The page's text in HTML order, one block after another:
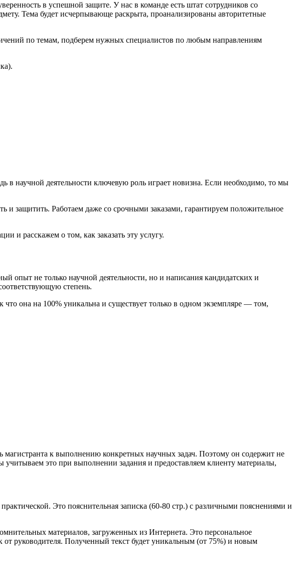
в успешной защите. У нас в команде есть штат сотрудников со
Тема будет исчерпывающе раскрыта, проанализированы авторитетные
по темам, подберем нужных специалистов по любым направлениям
в научной деятельности ключевую роль играет новизна. Если необходимо, то мы
защитить. Работаем даже со срочными заказами, гарантируем положительное
и расскажем о том, как заказать эту услугу.
опыт не только научной деятельности, но и написания кандидатских и
степень.
она на 100% уникальна и существует только в одном экземпляре — том,
магистранта к выполнению конкретных научных задач. Поэтому он содержит не
учитываем это при выполнении задания и предоставляем клиенту материалы,
Это пояснительная записка (60-80 стр.) с различными пояснениями и
материалов, загруженных из Интернета. Это персональное
руководителя. Полученный текст будет уникальным (от 75%) и новым